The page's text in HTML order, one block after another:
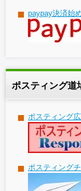
paypay決済始
ポスティング道
ポスティング
ポスティング